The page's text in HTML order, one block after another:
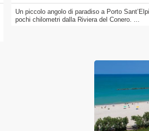
Un piccolo angolo di paradiso a Porto
pochi chilometri dalla Riviera del Conero. ...